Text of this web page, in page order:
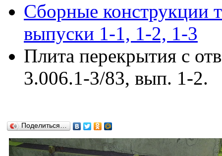
Сборные конструкции
выпуски 1-1, 1-2, 1-3
Плита перекрытия с
3.006.1-3/83, вып. 1-2.
Поделиться…